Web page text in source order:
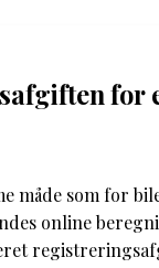
for
måde som for
online